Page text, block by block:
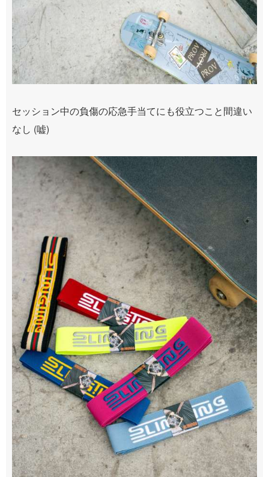
セッション中の負傷の応急手当てにも役立つこと間違い
なし (嘘)